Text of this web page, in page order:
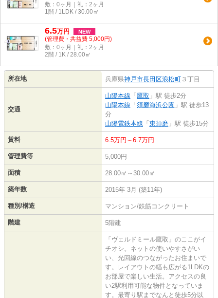
敷：0ヶ月｜礼：2ヶ月
1階 / 1LDK / 30.00㎡
6.5万円 NEW
(管理費・共益費 5,000円)
敷：0ヶ月｜礼：2ヶ月
2階 / 1K / 28.00㎡
所在地 兵庫県神戸市長田区浪松町 ３丁目
交通
山陽本線 「鷹取 」駅 徒歩2分
山陽本線 「須磨海浜公園 」駅 徒歩13
分
山陽電鉄本線 「東須磨 」駅 徒歩15分
賃料 6.5万円～6.7万円
管理費等 5,000円
面積 28.00㎡～30.00㎡
築年数 2015年 3月 (築11年)
種別/構造 マンション/鉄筋コンクリート
階建 5階建
「ヴェルドミール鷹取」のここがイ
チオシ。ネットの使いやすさがい
い、光回線のつながったお住まいで
す。レイアウトの幅も広がる1LDKの
お部屋で楽しい生活。アクセスの良
い2駅利用可能な物件となっていま
す。最寄り駅までなんと徒歩5分以